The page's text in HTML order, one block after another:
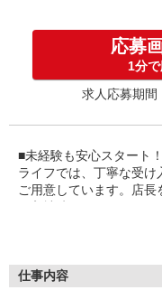
応募
1分
求人応募期
■未経験も安心スタート！
ライフでは、丁寧な受
ご用意しています。店
バイトデビューの方も
■笑顔で働ける職場
仕事内容